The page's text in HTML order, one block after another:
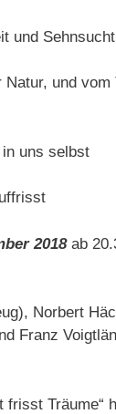
und Sehnsucht
und vom
uns selbst
2018ab
Norbert
Franz
Träume“